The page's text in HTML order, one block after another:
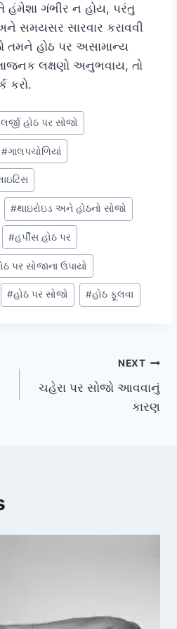
ગંભીર ન હોય, પરંતુ
સમયસર સારવાર કરાવવી
હોઠ પર અસામાન્ય
લક્ષણો અનુભવાય, તો
કરો.
હોઠ પર સોજો
#ગાલપચોળિયાં
#થાઇરોઇડ અને હોઠનો સોજો
#હર્પીસ હોઠ પર
પર સોજાના ઉપાયો
#હોઠ પર સોજો #હોઠ ફૂલવા
NEXT
ચહેરા પર સોજો આવવાનું
કારણ